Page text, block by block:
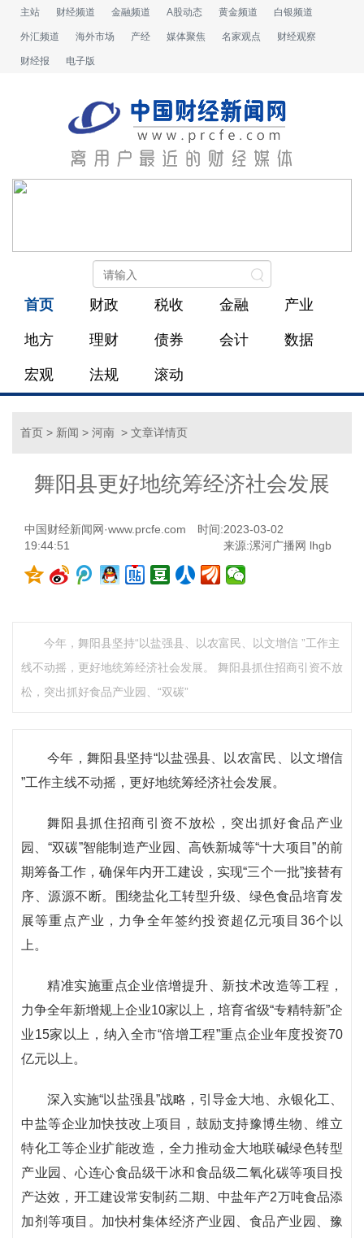
主站 财经频道 金融频道 A股动态 黄金频道 白银频道
外汇频道 海外市场 产经 媒体聚焦 名家观点 财经观察
财经报 电子版
首页 财政 税收 金融 产业
地方 理财 债券 会计 数据
宏观 法规 滚动
首页 > 新闻 > 河南 > 文章详情页
舞阳县更好地统筹经济社会发展
中国财经新闻网·www.prcfe.com
时间:2023-03-02
19:44:51
来源:漯河广播网 lhgb
今年，舞阳县坚持“以盐强县、以农富民、以文增信 ”工作主
线不动摇，更好地统筹经济社会发展。 舞阳县抓住招商引资不放
松，突出抓好食品产业园、“双碳”
今年，舞阳县坚持“以盐强县、以农富民、以文增信
”工作主线不动摇，更好地统筹经济社会发展。
舞阳县抓住招商引资不放松，突出抓好食品产业
园、“双碳”智能制造产业园、高铁新城等“十大项目”的前
期筹备工作，确保年内开工建设，实现“三个一批”接替有
序、源源不断。围绕盐化工转型升级、绿色食品培育发
展等重点产业，力争全年签约投资超亿元项目36个以
上。
精准实施重点企业倍增提升、新技术改造等工程，
力争全年新增规上企业10家以上，培育省级“专精特新”企
业15家以上，纳入全市“倍增工程”重点企业年度投资70
亿元以上。
深入实施“以盐强县”战略，引导金大地、永银化工、
中盐等企业加快技改上项目，鼓励支持豫博生物、维立
特化工等企业扩能改造，全力推动金大地联碱绿色转型
产业园、心连心食品级干冰和食品级二氧化碳等项目投
产达效，开工建设常安制药二期、中盐年产2万吨食品添
加剂等项目。加快村集体经济产业园、食品产业园、豫